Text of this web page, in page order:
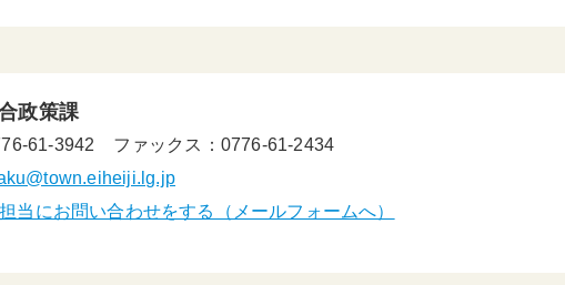
政策課
61-3942 ファックス：0776-61-2434
当にお問い合わせをする（メールフォームへ）